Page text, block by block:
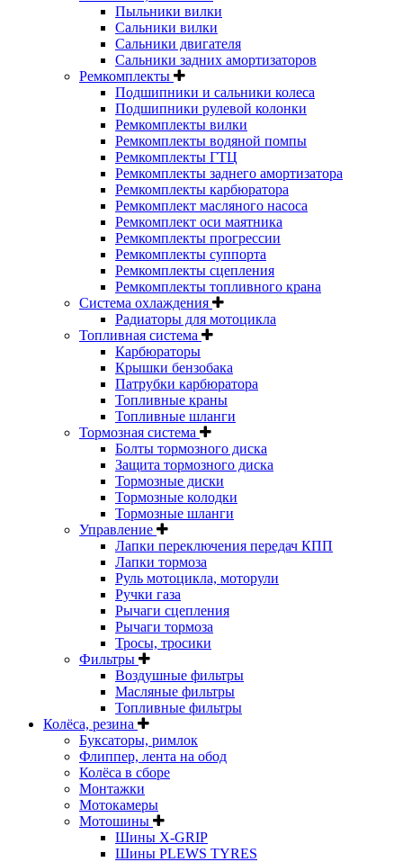
Пыльники вилки
Сальники вилки
Сальники двигателя
Сальники задних амортизаторов
Ремкомплекты
Подшипники и сальники колеса
Подшипники рулевой колонки
Ремкомплекты вилки
Ремкомплекты водяной помпы
Ремкомплекты ГТЦ
Ремкомплекты заднего амортизатора
Ремкомплекты карбюратора
Ремкомплект масляного насоса
Ремкомплект оси маятника
Ремкомплекты прогрессии
Ремкомплекты суппорта
Ремкомплекты сцепления
Ремкомплекты топливного крана
Система охлаждения
Радиаторы для мотоцикла
Топливная система
Карбюраторы
Крышки бензобака
Патрубки карбюратора
Топливные краны
Топливные шланги
Тормозная система
Болты тормозного диска
Защита тормозного диска
Тормозные диски
Тормозные колодки
Тормозные шланги
Управление
Лапки переключения передач КПП
Лапки тормоза
Руль мотоцикла, моторули
Ручки газа
Рычаги сцепления
Рычаги тормоза
Тросы, тросики
Фильтры
Воздушные фильтры
Масляные фильтры
Топливные фильтры
Колёса, резина
Буксаторы, римлок
Флиппер, лента на обод
Колёса в сборе
Монтажки
Мотокамеры
Мотошины
Шины X-GRIP
Шины PLEWS TYRES